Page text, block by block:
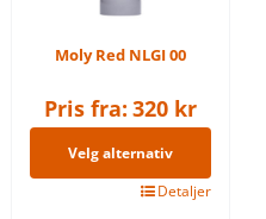
på
produktsiden
Moly Red NLGI 00
Pris fra: 320 kr
Velg alternativ
DetteDetaljer